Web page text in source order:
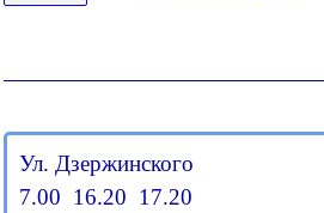
Ул. Дзержинского
7.00 16.20 17.20